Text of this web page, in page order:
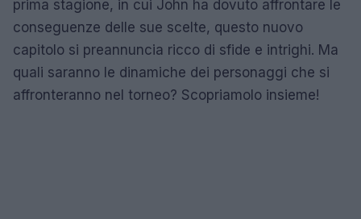
prima stagione, in cui John ha dovuto affrontare le
conseguenze delle sue scelte, questo nuovo
capitolo si preannuncia ricco di sfide e intrighi. Ma
quali saranno le dinamiche dei personaggi che si
affronteranno nel torneo? Scopriamolo insieme!